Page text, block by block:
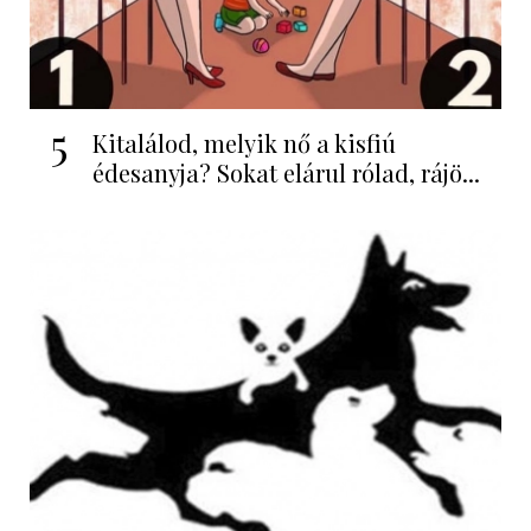
5
Kitalálod, melyik nő a kisfiú
édesanyja? Sokat elárul rólad, rájö...